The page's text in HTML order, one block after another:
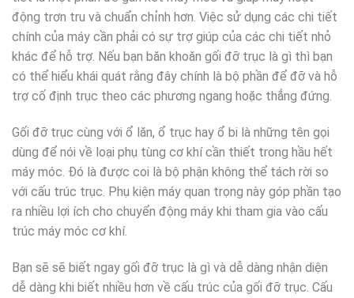
động trơn tru và chuẩn chỉnh hơn. Việc sử dụng các chi tiết
chính của máy cần phải có sự trợ giúp của các chi tiết nhỏ
khác để hỗ trợ. Nếu bạn băn khoăn gối đỡ trục là gì thì bạn
có thể hiểu khái quát rằng đây chính là bộ phần để đỡ và hỗ
trợ cố định trục theo các phương ngang hoặc thẳng đứng.
Gối đỡ trục cùng với ổ lăn, ổ trục hay ổ bi là những tên gọi
dùng để nói về loại phụ tùng cơ khí cần thiết trong hầu hết
máy móc. Đó là được coi là bộ phận không thể tách rời so
với cấu trúc trục. Phụ kiện máy quan trọng này góp phần tạo
ra nhiều lợi ích cho chuyển động máy khi tham gia vào cấu
trúc máy móc cơ khí.
Bạn sẽ sẽ biết ngay gối đỡ trục là gì và dễ dàng nhận diện
dễ dàng khi biết nhiều hơn về cấu trúc của gối đỡ trục. Cấu